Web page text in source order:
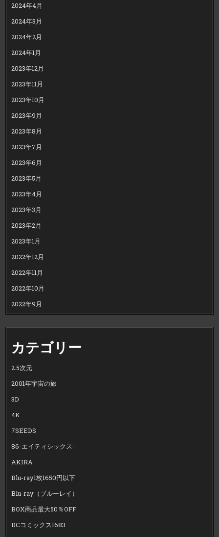
2024年4月
2024年3月
2024年2月
2024年1月
2023年12月
2023年11月
2023年10月
2023年9月
2023年8月
2023年7月
2023年6月
2023年5月
2023年4月
2023年3月
2023年2月
2023年1月
2022年12月
2022年11月
2022年10月
2022年9月
カテゴリー
2.5次元
2001年宇宙の旅
3D
4K
7SEEDS
86-エイティシックス-
AKIRA
Blu-ray1枚1650円以下
Blu-ray（ブルーレイ）
BOX商品最大50％OFF
DCコミックス1683